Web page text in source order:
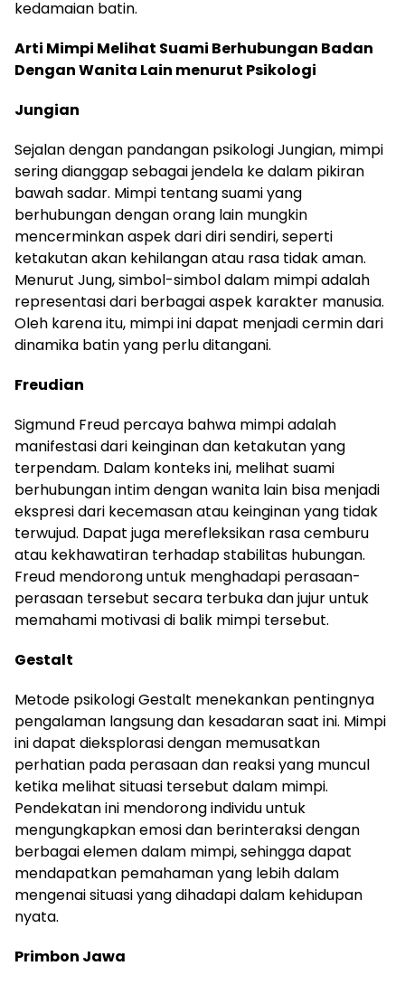
kedamaian batin.
Arti Mimpi Melihat Suami Berhubungan Badan
Dengan Wanita Lain menurut Psikologi
Jungian
Sejalan dengan pandangan psikologi Jungian, mimpi
sering dianggap sebagai jendela ke dalam pikiran
bawah sadar. Mimpi tentang suami yang
berhubungan dengan orang lain mungkin
mencerminkan aspek dari diri sendiri, seperti
ketakutan akan kehilangan atau rasa tidak aman.
Menurut Jung, simbol-simbol dalam mimpi adalah
representasi dari berbagai aspek karakter manusia.
Oleh karena itu, mimpi ini dapat menjadi cermin dari
dinamika batin yang perlu ditangani.
Freudian
Sigmund Freud percaya bahwa mimpi adalah
manifestasi dari keinginan dan ketakutan yang
terpendam. Dalam konteks ini, melihat suami
berhubungan intim dengan wanita lain bisa menjadi
ekspresi dari kecemasan atau keinginan yang tidak
terwujud. Dapat juga merefleksikan rasa cemburu
atau kekhawatiran terhadap stabilitas hubungan.
Freud mendorong untuk menghadapi perasaan-
perasaan tersebut secara terbuka dan jujur untuk
memahami motivasi di balik mimpi tersebut.
Gestalt
Metode psikologi Gestalt menekankan pentingnya
pengalaman langsung dan kesadaran saat ini. Mimpi
ini dapat dieksplorasi dengan memusatkan
perhatian pada perasaan dan reaksi yang muncul
ketika melihat situasi tersebut dalam mimpi.
Pendekatan ini mendorong individu untuk
mengungkapkan emosi dan berinteraksi dengan
berbagai elemen dalam mimpi, sehingga dapat
mendapatkan pemahaman yang lebih dalam
mengenai situasi yang dihadapi dalam kehidupan
nyata.
Primbon Jawa